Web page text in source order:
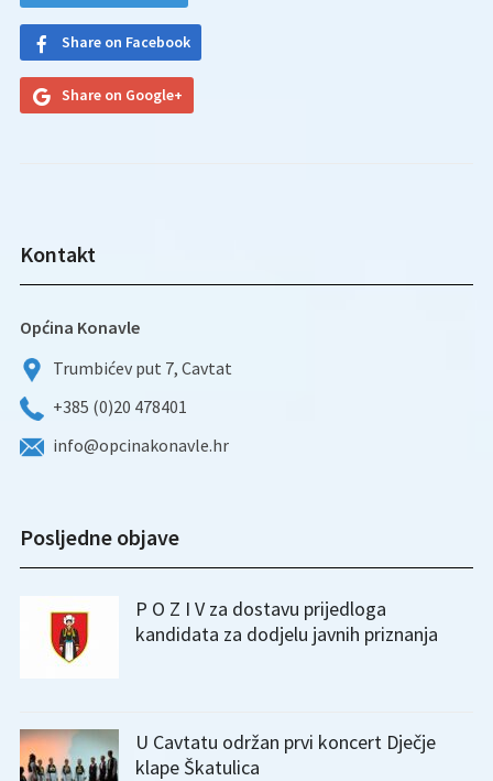
Share on Facebook
Share on Google+
Kontakt
Općina Konavle
Trumbićev put 7, Cavtat
+385 (0)20 478401
info@opcinakonavle.hr
Posljedne objave
P O Z I V za dostavu prijedloga
kandidata za dodjelu javnih priznanja
U Cavtatu održan prvi koncert Dječje
klape Škatulica